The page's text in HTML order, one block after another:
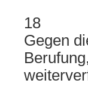
18
Gegen